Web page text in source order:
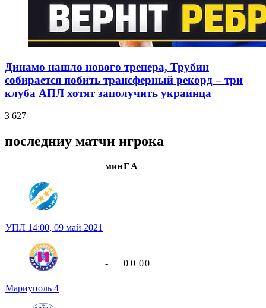
Динамо нашло нового тренера, Трубин
собирается побить трансферный рекорд – три
клуба АПЛ хотят заполучить украинца
3 627
последниу матчи игрока
минГА
УПЛ 14:00, 09 май 2021
Мариуполь 4
- 0 0 00